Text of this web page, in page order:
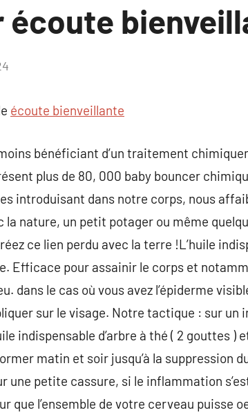
écoute
écoute bienveillante
bénéficiant d’un traitement
plus de 80, 000 baby bouncer
introduisant dans notre corps, nous
nature, un petit potager ou même
ce lien perdu avec la terre !L’huile
pour assainir le corps et
dans le cas où vous avez l’épiderme
sur le visage. Notre tactique : sur un
indispensable d’arbre à thé ( 2 gouttes )
matin et soir jusqu’à la suppression
une petite cassure, si le inflammation
que l’ensemble de votre cerveau puisse